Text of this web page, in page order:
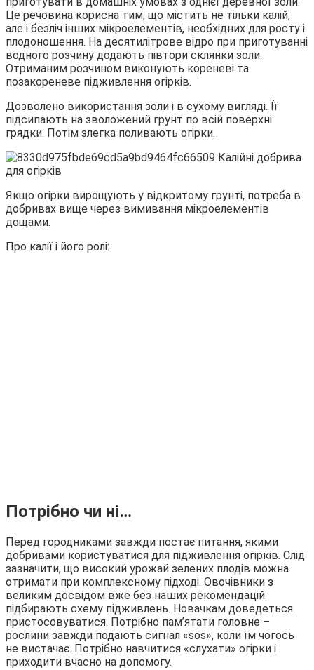
Це речовина корисна тим, що містить не тільки калій,
але і безліч інших мікроелементів, необхідних для росту і
плодоношення. На десятилітрове відро при приготуванні
водного розчину додають півтори склянки золи.
Отриманим розчином виконують кореневі та
позакореневе підживлення огірків.
Дозволено використання золи і в сухому вигляді. Її
підсипають на зволожений грунт по всій поверхні
грядки. Потім злегка поливають огірки.
Якщо огірки вирощують у відкритому грунті, потреба в
добривах вище через вимивання мікроелементів
дощами.
Про калії і його ролі:
Потрібно чи ні…
Перед городниками завжди постає питання, якими
добривами користуватися для підживлення огірків. Слід
зазначити, що високий урожай зелених плодів можна
отримати при комплексному підході. Овочівники з
великим досвідом вже без наших рекомендацій
підбирають схему підживлень. Новачкам доведеться
пристосовуватися. Потрібно пам’ятати головне –
рослини завжди подають сигнал «sos», коли їм чогось
не вистачає. Потрібно навчитися «слухати» огірки і
приходити вчасно на допомогу.